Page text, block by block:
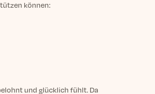
können:
und glücklich fühlt. Da